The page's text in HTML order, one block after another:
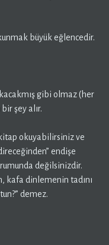
büyük eğlencedir.
gibi olmaz (her
şey alır.
okuyabilirsiniz ve
endişe
değilsinizdir.
kafa dinlemenin tadını
demez.